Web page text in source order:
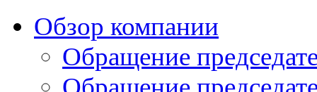
Обзор компании
Обращение